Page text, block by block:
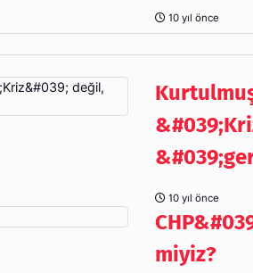
10 yıl önce
10 yıl önce
miyiz?